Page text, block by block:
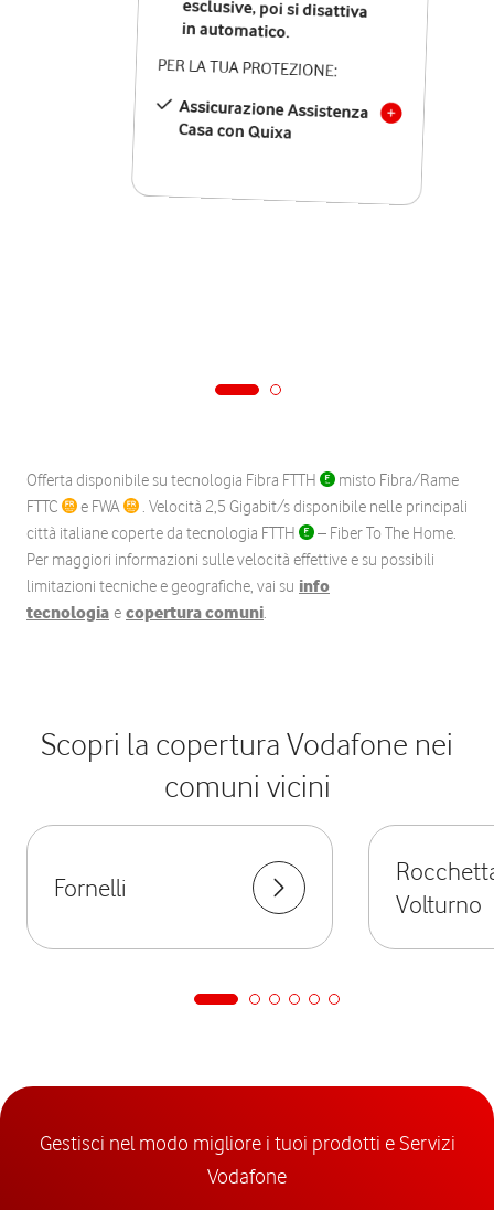
in automatico.
PER LA TUA PROTEZIONE:
Assicurazione Assistenza
Casa con Quixa
Offerta disponibile su tecnologia Fibra FTTH
misto Fibra/Rame
FTTC
e FWA
. Velocità 2,5 Gigabit/s disponibile nelle principali
città italiane coperte da tecnologia FTTH
– Fiber To The Home.
Per maggiori informazioni sulle velocità effettive e su possibili
limitazioni tecniche e geografiche, vai su info
tecnologia e copertura comuni.
Scopri la copertura Vodafone nei
comuni vicini
Fornelli
Volturno
Gestisci nel modo migliore i tuoi prodotti e Servizi
Vodafone